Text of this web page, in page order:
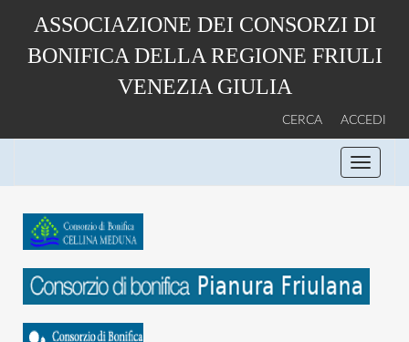
contenuto
principale
ASSOCIAZIONE DEI CONSORZI DI
BONIFICA DELLA REGIONE FRIULI
VENEZIA GIULIA
CERCA ACCEDI
Toggle